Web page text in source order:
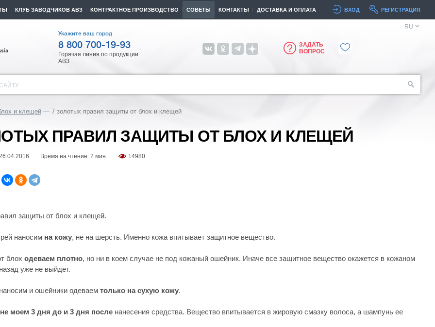
КЛУБ ЗАВОДЧИКОВ АВЗ КОНТРАКТНОЕ ПРОИЗВОДСТВО СОВЕТЫ КОНТАКТЫ ДОСТАВКА И ОПЛАТА ВХОД РЕГИСТРАЦИЯ
Укажите ваш город
8 800 700-19-93
Горячая линия по продукции
АВЗ
ЗАДАТЬ
ВОПРОС
RU
и клещей 7 золотых правил защиты от блох и клещей
ПРАВИЛ ЗАЩИТЫ ОТ БЛОХ И КЛЕЩЕЙ
Время на чтение: 2 мин. 14980
защиты от блох и клещей.
наносим на кожу, не на шерсть. Именно кожа впитывает защитное вещество.
блох одеваем плотно, но ни в коем случае не под кожаный ошейник. Иначе все защитное вещество окажется в кожаном
уже не выйдет.
и ошейники одеваем только на сухую кожу.
не моем 3 дня до и 3 дня посленанесения средства. Вещество впитывается в жировую смазку волоса, а шампунь ее